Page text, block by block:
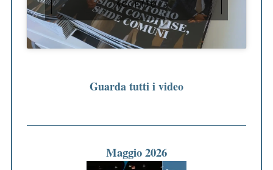
ACCETTO
Guarda tutti i video
Maggio 2026